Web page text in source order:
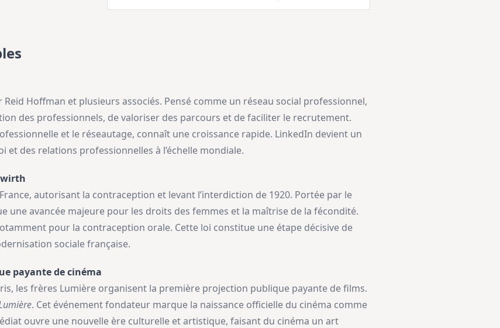
Hoffman et plusieurs associés. Pensé comme un réseau social professionnel,
des professionnels, de valoriser des parcours et de faciliter le recrutement.
et le réseautage, connaît une croissance rapide. LinkedIn devient un
et des relations professionnelles à l’échelle mondiale.
autorisant la contraception et levant l’interdiction de 1920. Portée par le
une avancée majeure pour les droits des femmes et la maîtrise de la fécondité.
pour la contraception orale. Cette loi constitue une étape décisive de
sociale française.
payante de cinéma
les frères Lumière organisent la première projection publique payante de films.
. Cet événement fondateur marque la naissance officielle du cinéma comme
ouvre une nouvelle ère culturelle et artistique, faisant du cinéma un art